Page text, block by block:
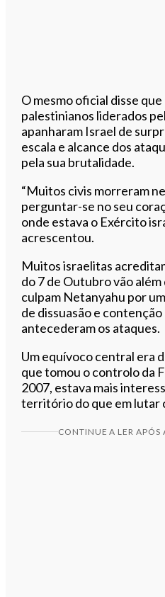
O mesmo oficial disse
palestinianos liderados
apanharam Israel de
escala e alcance dos
pela sua brutalidade.
“Muitos civis morreram
perguntar-se no seu
onde estava o Exército
acrescentou.
Muitos israelitas
do 7 de Outubro vão
culpam Netanyahu por
de dissuasão e contenção
antecederam os ataques.
Um equívoco central era
que tomou o controlo da
2007, estava mais
território do que em lutar
CONTINUE A LER APÓS